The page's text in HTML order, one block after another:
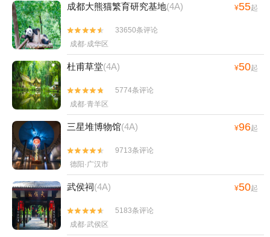
成都大熊猫繁育研究基地(4A) ¥55起


33650条评论
成都·成华区
杜甫草堂(4A) ¥50起


5774条评论
成都·青羊区
三星堆博物馆(4A) ¥96起


9713条评论
德阳·广汉市
武侯祠(4A) ¥50起


5183条评论
成都·武侯区